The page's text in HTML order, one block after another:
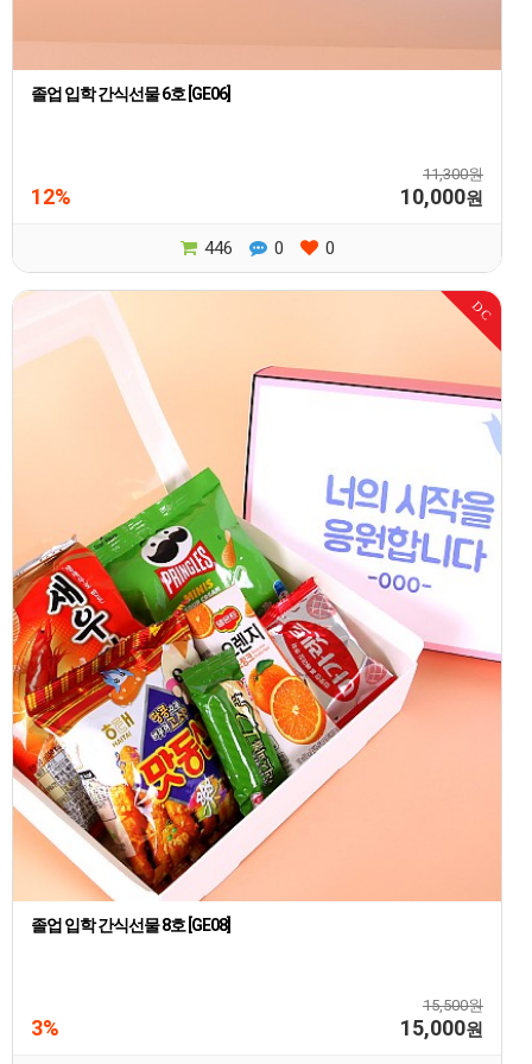
졸업 입학 간식선물 6호 [GE06]
11,300원
12% 10,000원
446 0 0
DC
졸업 입학 간식선물 8호 [GE08]
15,500원
3% 15,000원